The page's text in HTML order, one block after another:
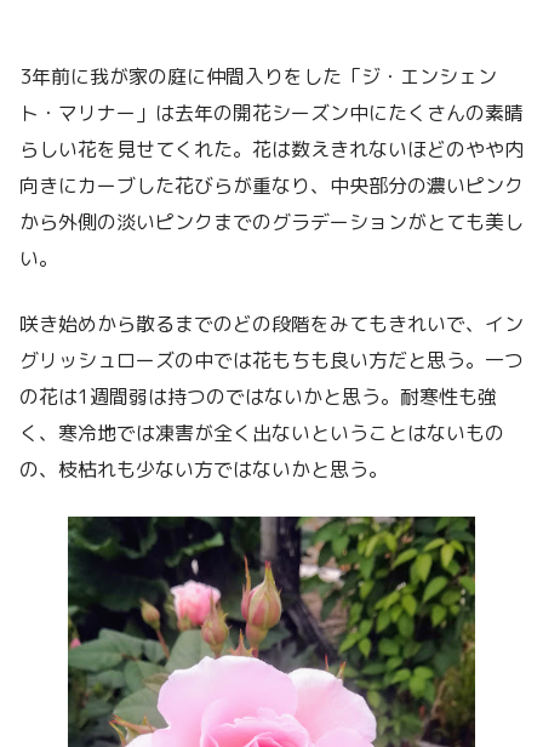
3年前に我が家の庭に仲間入りをした「ジ・エンシェン
ト・マリナー」は去年の開花シーズン中にたくさんの素晴
らしい花を見せてくれた。花は数えきれないほどのやや内
向きにカーブした花びらが重なり、中央部分の濃いピンク
から外側の淡いピンクまでのグラデーションがとても美し
い。
咲き始めから散るまでのどの段階をみてもきれいで、イン
グリッシュローズの中では花もちも良い方だと思う。一つ
の花は1週間弱は持つのではないかと思う。耐寒性も強
く、寒冷地では凍害が全く出ないということはないもの
の、枝枯れも少ない方ではないかと思う。